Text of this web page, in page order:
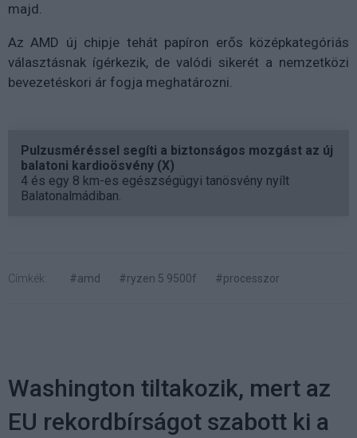
majd.
Az AMD új chipje tehát papíron erős középkategóriás
választásnak ígérkezik, de valódi sikerét a nemzetközi
bevezetéskori ár fogja meghatározni.
Pulzusméréssel segíti a biztonságos mozgást az új
balatoni kardioösvény (X)
4 és egy 8 km-es egészségügyi tanösvény nyílt
Balatonalmádiban.
Címkék: #amd #ryzen 5 9500f #processzor
Washington tiltakozik, mert az
EU rekordbírságot szabott ki a